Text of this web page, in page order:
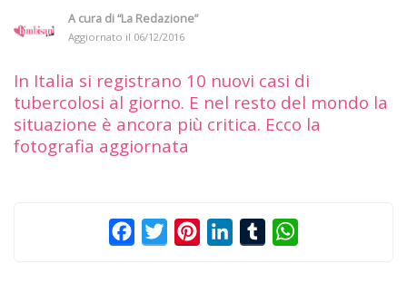
A cura di“La Redazione”
Aggiornato il 06/12/2016
In Italia si registrano 10 nuovi casi di
tubercolosi al giorno. E nel resto del mondo la
situazione è ancora più critica. Ecco la
fotografia aggiornata
FacebookTwitterPinterestLinkedInTumblr